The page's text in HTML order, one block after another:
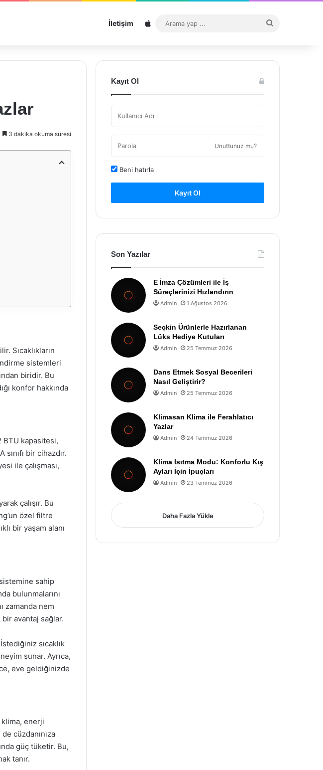
İletişim Sitemap
...
3 dakika okuma süresi
Sıcaklıkların
sistemleri
biridir. Bu
konfor hakkında
BTU kapasitesi,
bir cihazdır.
ile çalışması,
çalışır. Bu
özel filtre
bir yaşam alanı
sahip
bulunmalarını
zamanda nem
avantaj sağlar.
sıcaklık
sunar. Ayrıca,
eve geldiğinizde
klima, enerji
cüzdanınıza
güç tüketir. Bu,
tanır.
Kayıt Ol
Unuttunuz mu?
Beni hatırla
Kayıt Ol
Son Yazılar
E İmza Çözümleri ile İş
Süreçlerinizi Hızlandırın
Admin 1 Ağustos 2026
Seçkin Ürünlerle Hazırlanan
Lüks Hediye Kutuları
Admin 25 Temmuz 2026
Dans Etmek Sosyal Becerileri
Nasıl Geliştirir?
Admin 25 Temmuz 2026
Klimasan Klima ile Ferahlatıcı
Yazlar
Admin 24 Temmuz 2026
Klima Isıtma Modu: Konforlu Kış
Ayları İçin İpuçları
Admin 23 Temmuz 2026
Daha Fazla Yükle